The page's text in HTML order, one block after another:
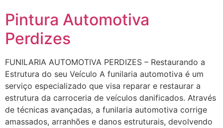
Pintura Automotiva
Perdizes
FUNILARIA AUTOMOTIVA PERDIZES – Restaurando a
Estrutura do seu Veículo A funilaria automotiva é um
serviço especializado que visa reparar e restaurar a
estrutura da carroceria de veículos danificados. Através
de técnicas avançadas, a funilaria automotiva corrige
amassados, arranhões e danos estruturais, devolvendo